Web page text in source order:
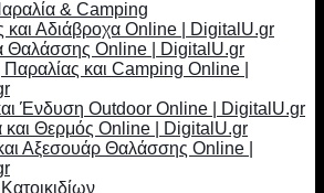
& Camping
και Αδιάβροχα Online | DigitalU.gr
Θαλάσσης Online | DigitalU.gr
Παραλίας και Camping Online |
Ένδυση Outdoor Online | DigitalU.gr
και Θερμός Online | DigitalU.gr
Αξεσουάρ Θαλάσσης Online |